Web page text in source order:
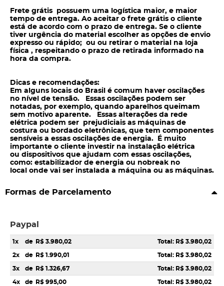
Frete grátis possuem uma logística maior, e maior
tempo de entrega. Ao aceitar o frete grátis o cliente
está de acordo com o prazo de entrega. Se o cliente
tiver urgência do material escolher as opções de envio
expresso ou rápido; ou ou retirar o material na loja
física , respeitando o prazo de retirada informado na
hora da compra.
Dicas e recomendações:
Em alguns locais do Brasil é comum haver oscilações
no nível de tensão. Essas oscilações podem ser
notadas, por exemplo, quando aparelhos queimam
sem motivo aparente. Essas alterações da rede
elétrica podem ser prejudiciais as máquinas de
costura ou bordado eletrônicas, que tem componentes
sensíveis a essas oscilações de energia. É muito
importante o cliente investir na instalação elétrica
ou dispositivos que ajudam com essas oscilações,
como: estabilizador de energia ou nobreak no
local onde vai ser instalada a máquina ou as máquinas.
Formas de Parcelamento
Paypal
1x de R$ 3.980,02 Total: R$ 3.980,02
2x de R$ 1.990,01 Total: R$ 3.980,02
3x de R$ 1.326,67 Total: R$ 3.980,02
4x de R$ 995,00 Total: R$ 3.980,02